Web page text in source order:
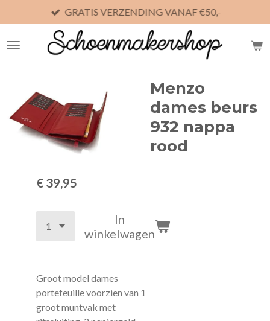
direct
naar
GRATIS VERZENDING VANAF €50,-
Menzo
dames beurs
932 nappa
rood
€ 39,95
In
winkelwagen
Groot model dames
portefeuille voorzien van 1
groot muntvak met